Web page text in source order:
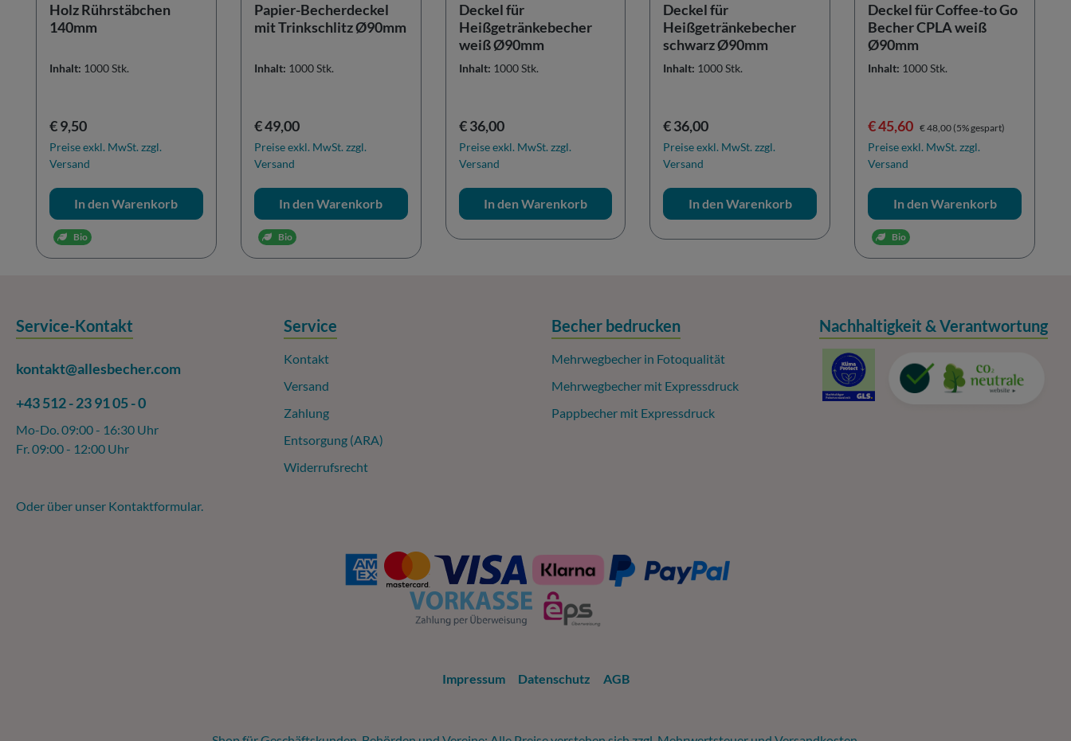
Holz Rührstäbchen
140mm
Inhalt: 1000 Stk.
Regulärer Preis:
€ 9,50
Preise exkl. MwSt. zzgl.
Versand
In den Warenkorb
Bio
Papier-Becherdeckel
mit Trinkschlitz Ø90mm
Inhalt: 1000 Stk.
Regulärer Preis:
€ 49,00
Preise exkl. MwSt. zzgl.
Versand
In den Warenkorb
Bio
Deckel für
Heißgetränkebecher
weiß Ø90mm
Inhalt: 1000 Stk.
Regulärer Preis:
€ 36,00
Preise exkl. MwSt. zzgl.
Versand
In den Warenkorb
Deckel für
Heißgetränkebecher
schwarz Ø90mm
Inhalt: 1000 Stk.
Regulärer Preis:
€ 36,00
Preise exkl. MwSt. zzgl.
Versand
In den Warenkorb
Deckel für Coffee-to Go
Becher CPLA weiß
Ø90mm
Inhalt: 1000 Stk.
Verkaufspreis:
€ 45,60 Regulärer Preis:
€ 48,00 (5% gespart)
Preise exkl. MwSt. zzgl.
Versand
In den Warenkorb
Bio
Service-Kontakt
kontakt@allesbecher.com
+43 512 - 23 91 05 - 0
Mo-Do. 09:00 - 16:30 Uhr
Fr. 09:00 - 12:00 Uhr
Oder über unser Kontaktformular.
Service
Kontakt
Versand
Zahlung
Entsorgung (ARA)
Widerrufsrecht
Becher bedrucken
Mehrwegbecher in Fotoqualität
Mehrwegbecher mit Expressdruck
Pappbecher mit Expressdruck
Nachhaltigkeit & Verantwortung
Impressum Datenschutz AGB